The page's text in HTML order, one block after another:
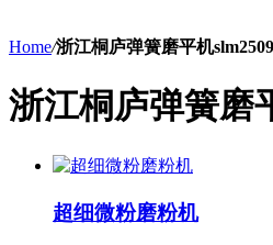
Home/浙江桐庐弹簧磨平机slm2509
浙江桐庐弹簧磨
超细微粉磨粉机